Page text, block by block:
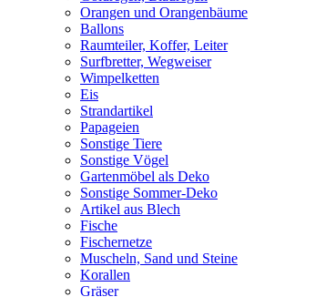
Orangen und Orangenbäume
Ballons
Raumteiler, Koffer, Leiter
Surfbretter, Wegweiser
Wimpelketten
Eis
Strandartikel
Papageien
Sonstige Tiere
Sonstige Vögel
Gartenmöbel als Deko
Sonstige Sommer-Deko
Artikel aus Blech
Fische
Fischernetze
Muscheln, Sand und Steine
Korallen
Gräser